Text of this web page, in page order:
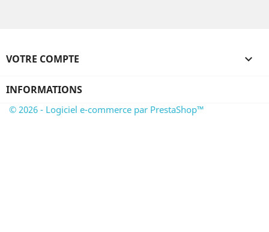
VOTRE COMPTE 
INFORMATIONS
© 2026 - Logiciel e-commerce par PrestaShop™